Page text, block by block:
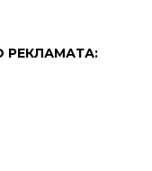
РЕКЛАМАТА: